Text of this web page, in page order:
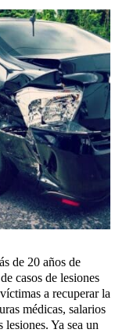
de 20 años de
casos de lesiones
a recuperar la
médicas, salarios
Ya sea un